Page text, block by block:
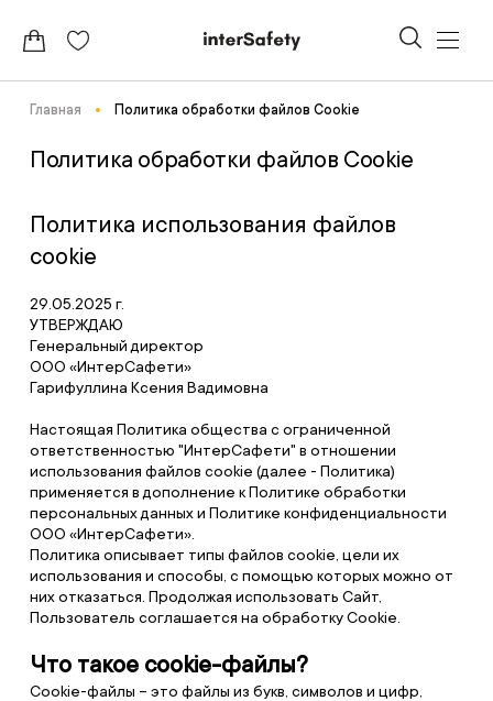
Главная Политика обработки файлов Cookie
Политика обработки файлов Cookie
Политика использования файлов
cookie
29.05.2025 г.
УТВЕРЖДАЮ
Генеральный директор
ООО «ИнтерСафети»
Гарифуллина Ксения Вадимовна
Настоящая Политика общества с ограниченной
ответственностью "ИнтерСафети" в отношении
использования файлов cookie (далее - Политика)
применяется в дополнение к Политике обработки
персональных данных и Политике конфиденциальности
ООО «ИнтерСафети».
Политика описывает типы файлов cookie, цели их
использования и способы, с помощью которых можно от
них отказаться. Продолжая использовать Сайт,
Пользователь соглашается на обработку Cookie.
Что такое cookie-файлы?
Cookie-файлы – это файлы из букв, символов и цифр,